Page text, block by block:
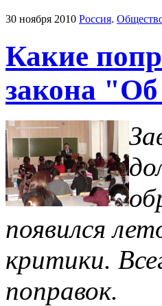
30 ноября 2010 Россия.
Какие
закона
появился
критики.
поправок.